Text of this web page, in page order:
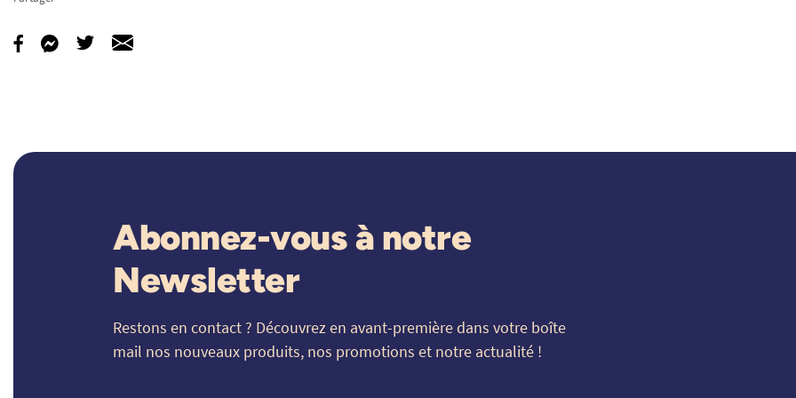
Abonnez-vous à notre
Newsletter
Restons en contact ? Découvrez en avant-première dans votre boîte
mail nos nouveaux produits, nos promotions et notre actualité !